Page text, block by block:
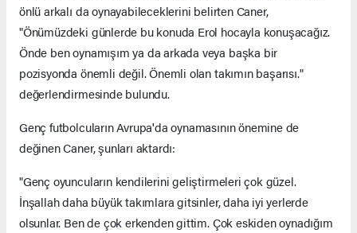
önlü arkalı da oynayabileceklerini belirten Caner,
"Önümüzdeki günlerde bu konuda Erol hocayla konuşacağız.
Önde ben oynamışım ya da arkada veya başka bir
pozisyonda önemli değil. Önemli olan takımın başarısı."
değerlendirmesinde bulundu.
Genç futbolcuların Avrupa'da oynamasının önemine de
değinen Caner, şunları aktardı:
"Genç oyuncuların kendilerini geliştirmeleri çok güzel.
İnşallah daha büyük takımlara gitsinler, daha iyi yerlerde
olsunlar. Ben de çok erkenden gittim. Çok eskiden oynadığım